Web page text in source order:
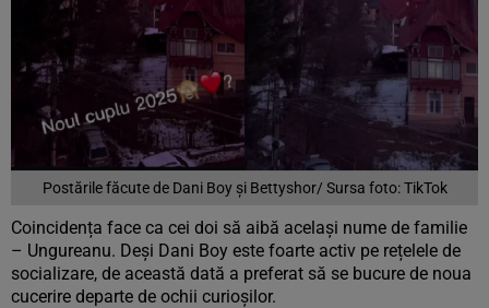
Postările făcute de Dani Boy și Bettyshor/ Sursa foto: TikTok
Coincidența face ca cei doi să aibă același nume de familie
– Ungureanu. Deși Dani Boy este foarte activ pe rețelele de
socializare, de această dată a preferat să se bucure de noua
cucerire departe de ochii curioșilor.